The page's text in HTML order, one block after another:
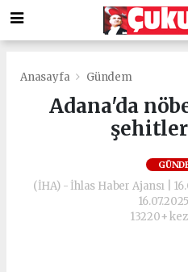
Anasayfa Gündem
Adana'da
şehitler
(İHA) - İhlas Haber Ajansı |
13220+